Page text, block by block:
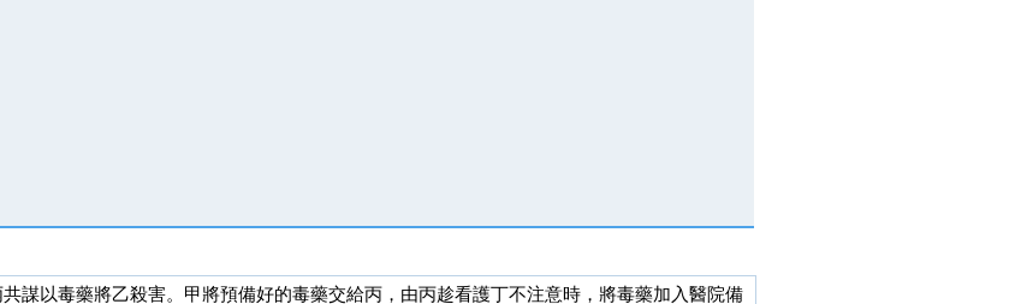
謀以毒藥將乙殺害。甲將預備好的毒藥交給丙，由丙趁看護丁不注意時，將毒藥加入醫院備